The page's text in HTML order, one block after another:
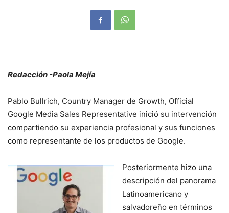
Redacción -Paola Mejía
Pablo Bullrich, Country Manager de Growth, Official
Google Media Sales Representative inició su intervención
compartiendo su experiencia profesional y sus funciones
como representante de los productos de Google.
Posteriormente hizo una
descripción del panorama
Latinoamericano y
salvadoreño en términos